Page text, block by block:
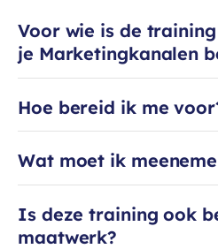
cases en up-to-date inzichten.
deelt niet alleen enthousiast
bedrijf te laten groeien. Ontdek
wereld van Content Marketing
Jessie en ervaar haar energie
Voor wie is de
je Marketingkanalen
Hoe bereid ik me
Wat moet ik
Is deze training ook
maatwerk?